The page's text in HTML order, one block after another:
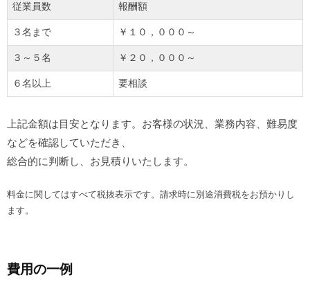
従業員数 報酬額
３名まで ￥１０，０００～
３～５名 ￥２０，０００～
６名以上 要相談
上記金額は目安となります。お客様の状況、業務内容、難易度
などを確認していただき、
総合的に判断し、お見積りいたします。
料金に関してはすべて税抜表示です。請求時に別途消費税をお預かりし
ます。
費用の一例